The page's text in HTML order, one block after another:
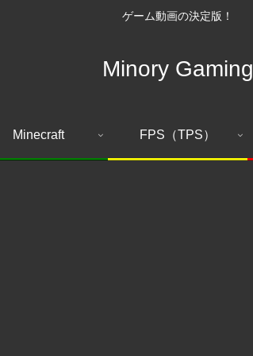
ゲーム動画の決定版！
Minory Gaming
Minecraft FPS（TPS）